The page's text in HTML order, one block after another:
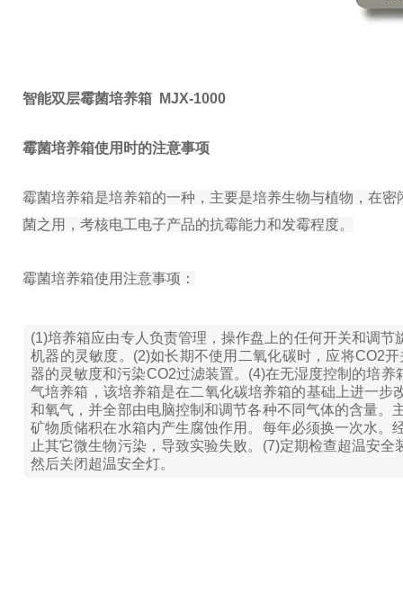
智能双层霉菌培养箱 MJX-1000
霉菌培养箱使用时的注意事项
霉菌培养箱是培养箱的一种，主要是培养生物与植物，在
菌之用，考核电工电子产品的抗霉能力和发霉程度。
霉菌培养箱使用注意事项：
(1)培养箱应由专人负责管理，操作盘上的任何开关和调
机器的灵敏度。 (2)如长期不使用二氧化碳时，应将CO2
器的灵敏度和污染CO2过滤装置。 (4)在无湿度控制的培养
气培养箱，该培养箱是在二氧化碳培养箱的基础上进一
和氧气，并全部由电脑控制和调节各种不同气体的含量。
矿物质储积在水箱内产生腐蚀作用。每年必须换一次水。
止其它微生物污染，导致实验失败。 (7)定期检查超温安全
然后关闭超温安全灯。